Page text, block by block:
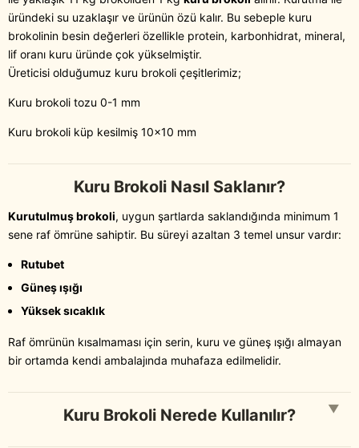
üründeki su uzaklaşır ve ürünün özü kalır. Bu sebeple kuru
brokolinin besin değerleri özellikle protein, karbonhidrat, mineral,
lif oranı kuru üründe çok yükselmiştir.
Üreticisi olduğumuz kuru brokoli çeşitlerimiz;
Kuru brokoli tozu 0-1 mm
Kuru brokoli küp kesilmiş 10x10 mm
Kuru Brokoli Nasıl Saklanır?
Kurutulmuş brokoli, uygun şartlarda saklandığında minimum 1
sene raf ömrüne sahiptir. Bu süreyi azaltan 3 temel unsur vardır:
Rutubet
Güneş ışığı
Yüksek sıcaklık
Raf ömrünün kısalmaması için serin, kuru ve güneş ışığı almayan
bir ortamda kendi ambalajında muhafaza edilmelidir.
Kuru Brokoli Nerede Kullanılır? ▼